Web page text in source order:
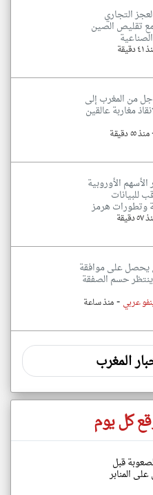
التجاري
مع تقليص الصين
دقيقة
من المغرب إلى
مغاربة عالقين
منذ ٥٥ دقيقة
الأوروبية
للبيانات
وتطورات هرمز
دقيقة
يحصل على موافقة
حسم الصفقة
عربي -منذ ساعة
المغرب
كل يوم
قبل
المنابر